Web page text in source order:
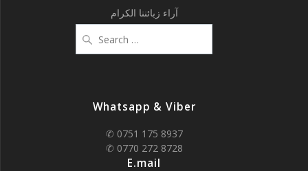
آراء زبائننا الكرام
for:
Whatsapp & Viber
✆ 0751 175 8937
✆ 0770 272 8728
E.mail